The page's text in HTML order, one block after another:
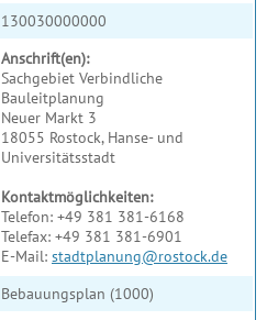
130030000000
Anschrift(en):
Sachgebiet Verbindliche
Bauleitplanung
Neuer Markt 3
18055 Rostock, Hanse- und
Universitätsstadt
Kontaktmöglichkeiten:
Telefon: +49 381 381-6168
Telefax: +49 381 381-6901
E-Mail: stadtplanung@rostock.de
Bebauungsplan (1000)